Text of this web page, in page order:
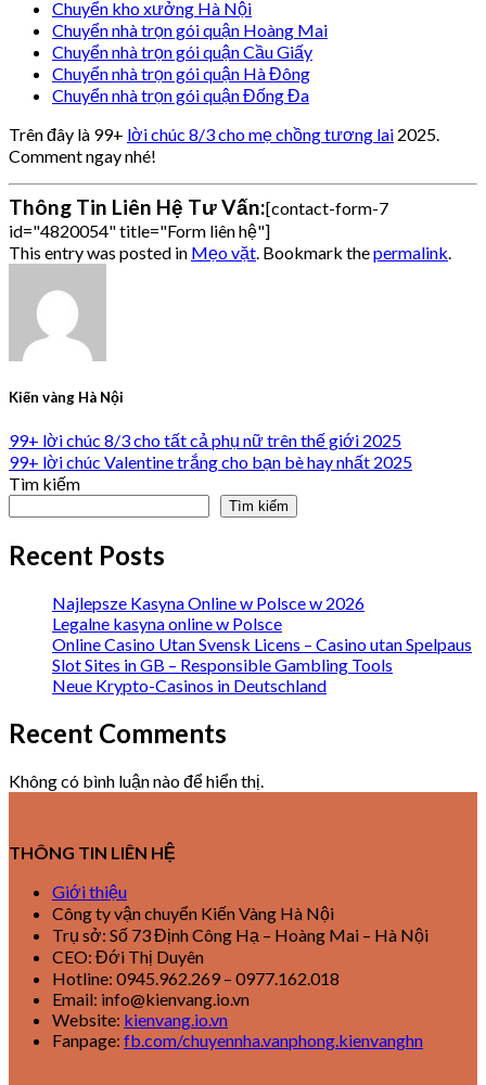
Chuyển kho xưởng Hà Nội
Chuyển nhà trọn gói quận Hoàng Mai
Chuyển nhà trọn gói quận Cầu Giấy
Chuyển nhà trọn gói quận Hà Đông
Chuyển nhà trọn gói quận Đống Đa
Trên đây là 99+ lời chúc 8/3 cho mẹ chồng tương lai 2025.
Comment ngay nhé!
Thông Tin Liên Hệ Tư Vấn:[contact-form-7
id="4820054" title="Form liên hệ"]
This entry was posted in Mẹo vặt. Bookmark thepermalink.
Kiến vàng Hà Nội
99+ lời chúc 8/3 cho tất cả phụ nữ trên thế giới 2025
99+ lời chúc Valentine trắng cho bạn bè hay nhất 2025
Tìm kiếm
Tìm kiếm
Recent Posts
Najlepsze Kasyna Online w Polsce w 2026
Legalne kasyna online w Polsce
Online Casino Utan Svensk Licens – Casino utan Spelpaus
Slot Sites in GB – Responsible Gambling Tools
Neue Krypto-Casinos in Deutschland
Recent Comments
Không có bình luận nào để hiển thị.
THÔNG TIN LIÊN HỆ
Giới thiệu
Công ty vận chuyển Kiến Vàng Hà Nội
Trụ sở: Số 73 Định Công Hạ – Hoàng Mai – Hà Nội
CEO: Đới Thị Duyên
Hotline: 0945.962.269 – 0977.162.018
Email: info@kienvang.io.vn
Website: kienvang.io.vn
Fanpage: fb.com/chuyennha.vanphong.kienvanghn